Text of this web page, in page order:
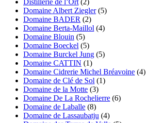
Distillerie de l’Òrt (2)
Domaine Albert Ziegler (5)
Domaine BADER (2)
Domaine Berta-Maillol (4)
Domaine Blouin (5)
Domaine Boeckel (5)
Domaine Burckel Jung (5)
Domaine CATTIN (1)
Domaine Cidrerie Michel Bréavoine (4)
Domaine de Clé de Sol (1)
Domaine de la Motte (3)
Domaine De La Rochelierre (6)
Domaine de Laballe (8)
Domaine de Lassaubatju (4)